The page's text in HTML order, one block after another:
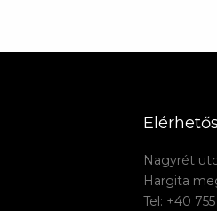
Nagyrét
Hargita
Tel: +40